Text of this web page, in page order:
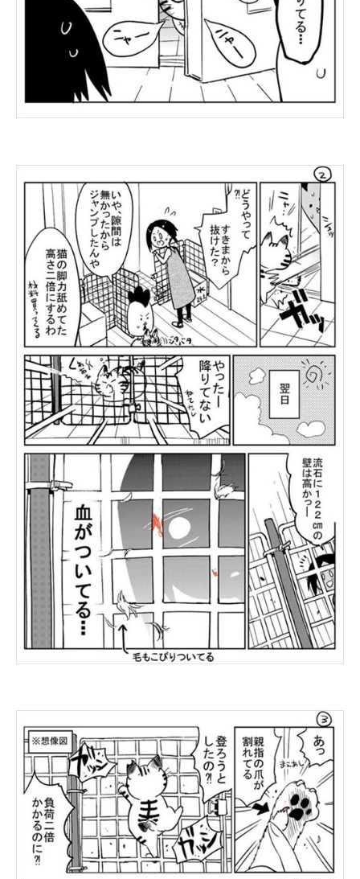
製造業のIT導入・活用を支援
モノづくり技術者専門サイト
エレクトロニクス専門サイト
エネルギーの専門メディア
建設×テクノロジーの最前線
ちょっと気になるネットの話題